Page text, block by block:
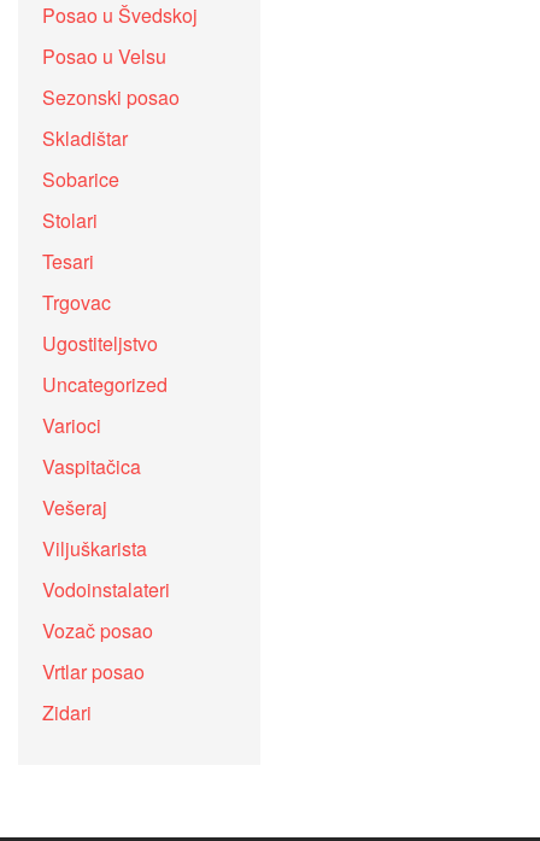
Posao u Švedskoj
Posao u Velsu
Sezonski posao
Skladištar
Sobarice
Stolari
Tesari
Trgovac
Ugostiteljstvo
Uncategorized
Varioci
Vaspitačica
Vešeraj
Viljuškarista
Vodoinstalateri
Vozač posao
Vrtlar posao
Zidari